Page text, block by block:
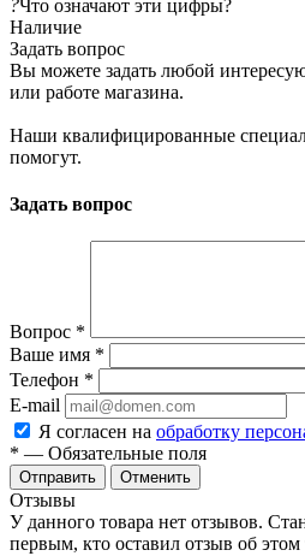
?Что означают эти цифры?
Наличие
Задать вопрос
Вы можете задать любой
или работе магазина.
Наши квалифицированные
помогут.
Задать вопрос
Вопрос *
Ваше имя *
Телефон *
E-mail
Я согласен на обработку
* — Обязательные поля
Отменить
Отзывы
У данного товара нет отзывов.
первым, кто оставил отзыв об этом